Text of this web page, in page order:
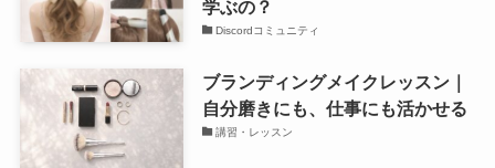
学ぶの？
Discordコミュニティ
ブランディングメイクレッスン｜
自分磨きにも、仕事にも活かせる
講習・レッスン